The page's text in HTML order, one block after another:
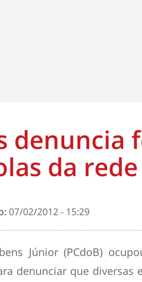
denuncia
da
07/02/2012 - 15:29
Júnior (PCdoB)
denunciar que diversas